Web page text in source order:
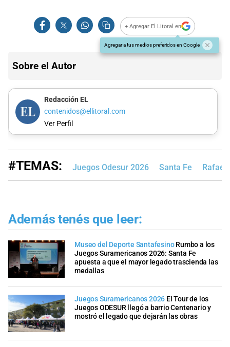
+ Agregar El Litoral en
Agregar a tus medios preferidos en Google
Sobre el Autor
Redacción EL
contenidos@ellitoral.com
Ver Perfil
#TEMAS: Juegos Odesur 2026 Santa Fe
Además tenés que leer:
Museo del Deporte Santafesino Rumbo a los
Juegos Suramericanos 2026: Santa Fe
apuesta a que el mayor legado trascienda las
medallas
Juegos Suramericanos 2026 El Tour de los
Juegos ODESUR llegó a barrio Centenario y
mostró el legado que dejarán las obras